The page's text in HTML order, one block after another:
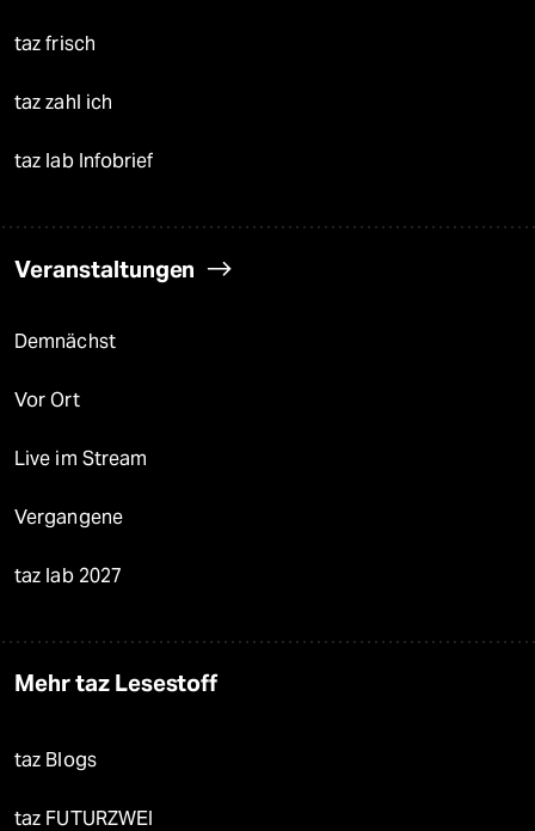
taz frisch
taz zahl ich
taz lab Infobrief
Veranstaltungen
Demnächst
Vor Ort
Live im Stream
Vergangene
taz lab 2027
Mehr taz Lesestoff
taz Blogs
taz FUTURZWEI